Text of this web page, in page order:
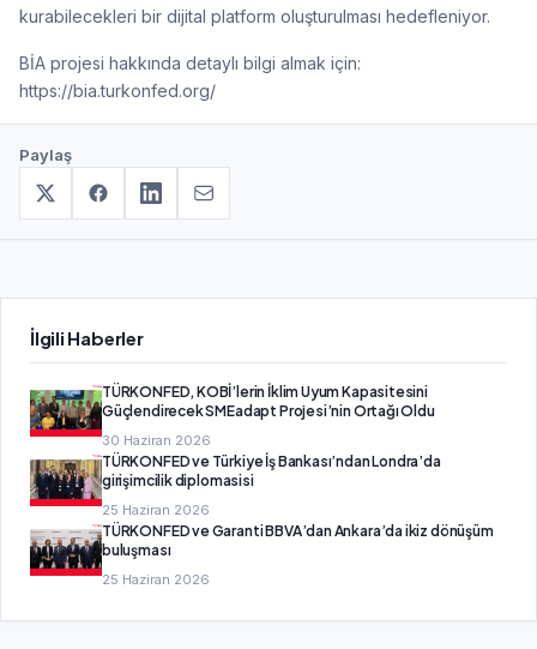
kurabilecekleri bir dijital platform oluşturulması hedefleniyor.
BİA projesi hakkında detaylı bilgi almak için:
https://bia.turkonfed.org/
Paylaş
İlgili Haberler
TÜRKONFED, KOBİ’lerin İklim Uyum Kapasitesini
Güçlendirecek SMEadapt Projesi’nin Ortağı Oldu
30 Haziran 2026
TÜRKONFED ve Türkiye İş Bankası’ndan Londra’da
girişimcilik diplomasisi
25 Haziran 2026
TÜRKONFED ve Garanti BBVA’dan Ankara’da ikiz dönüşüm
buluşması
25 Haziran 2026